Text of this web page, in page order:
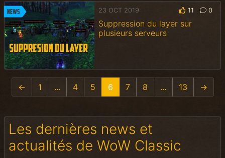
News 23 OCT 2019 11 0
Suppression du layer sur
plusieurs serveurs
← 1 ... 4 5 6 7 8 ... 13 →
Les dernières news et
actualités de WoW Classic